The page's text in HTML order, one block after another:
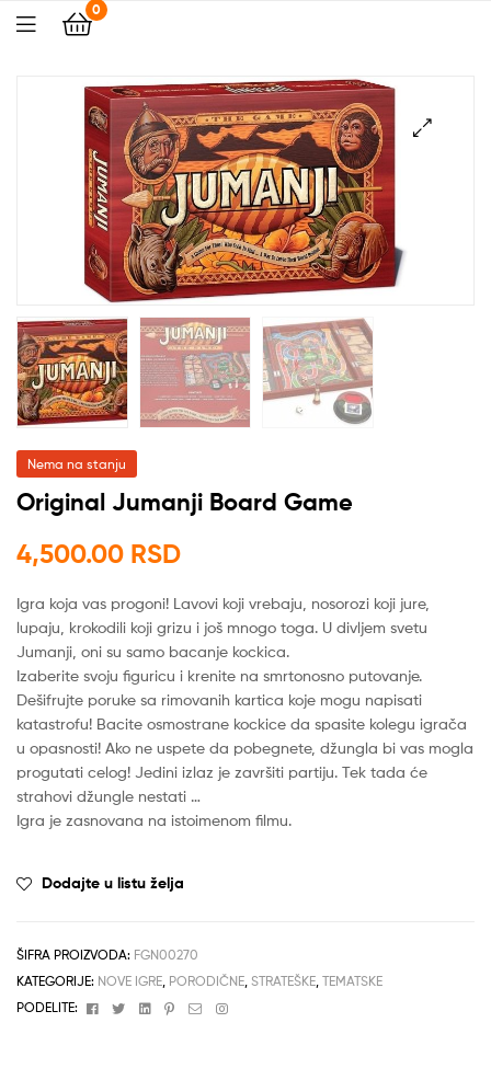
0
Nema na stanju
Original Jumanji Board Game
4,500.00 RSD
Igra koja vas progoni! Lavovi koji vrebaju, nosorozi koji jure,
lupaju, krokodili koji grizu i još mnogo toga. U divljem svetu
Jumanji, oni su samo bacanje kockica.
Izaberite svoju figuricu i krenite na smrtonosno putovanje.
Dešifrujte poruke sa rimovanih kartica koje mogu napisati
katastrofu! Bacite osmostrane kockice da spasite kolegu igrača
u opasnosti! Ako ne uspete da pobegnete, džungla bi vas mogla
progutati celog! Jedini izlaz je završiti partiju. Tek tada će
strahovi džungle nestati …
Igra je zasnovana na istoimenom filmu.
Dodajte u listu želja
ŠIFRA PROIZVODA: FGN00270
KATEGORIJE: NOVE IGRE, PORODIČNE, STRATEŠKE, TEMATSKE
PODELITE:
FacebookTwitterLinkedinPinterest
EmailInstagram